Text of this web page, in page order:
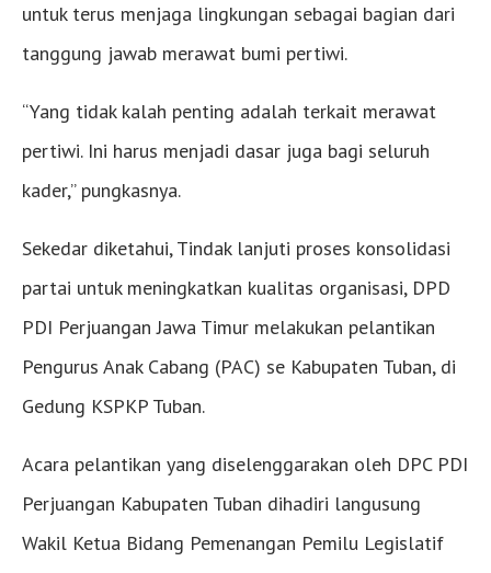
untuk terus menjaga lingkungan sebagai bagian dari
tanggung jawab merawat bumi pertiwi.
“Yang tidak kalah penting adalah terkait merawat
pertiwi. Ini harus menjadi dasar juga bagi seluruh
kader,” pungkasnya.
Sekedar diketahui, Tindak lanjuti proses konsolidasi
partai untuk meningkatkan kualitas organisasi, DPD
PDI Perjuangan Jawa Timur melakukan pelantikan
Pengurus Anak Cabang (PAC) se Kabupaten Tuban, di
Gedung KSPKP Tuban.
Acara pelantikan yang diselenggarakan oleh DPC PDI
Perjuangan Kabupaten Tuban dihadiri langusung
Wakil Ketua Bidang Pemenangan Pemilu Legislatif